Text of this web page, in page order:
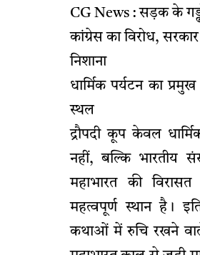
CG News : सड़क के
कांग्रेस का विरोध,
निशाना
धार्मिक पर्यटन का
स्थल
द्रौपदी कूप केवल
नहीं, बल्कि भारतीय
महाभारत की
महत्वपूर्ण स्थान है।
कथाओं में रुचि रखने